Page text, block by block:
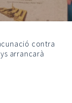
contra
arrancarà